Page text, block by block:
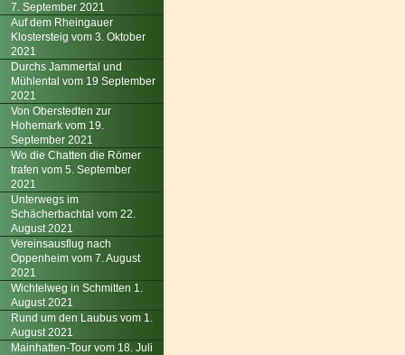
7. September 2021
Auf dem Rheingauer
Klostersteig vom 3. Oktober
2021
Durchs Jammertal und
Mühlental vom 19 September
2021
Von Oberstedten zur
Hohemark vom 19.
September 2021
Wo die Chatten die Römer
trafen vom 5. September
2021
Unterwegs im
Schächerbachtal vom 22.
August 2021
Vereinsausflug nach
Oppenheim vom 7. August
2021
Wichtelweg in Schmitten 1.
August 2021
Rund um den Laubus vom 1.
August 2021
Mainhatten-Tour vom 18. Juli